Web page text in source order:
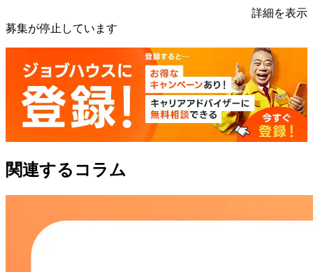
詳細を表示
募集が停止しています
関連するコラム